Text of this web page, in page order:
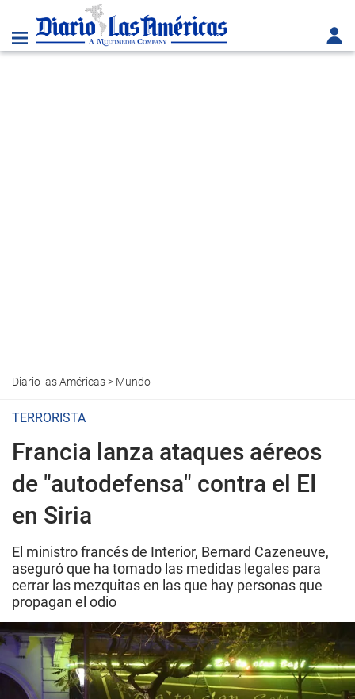
Diario las Américas> Mundo
TERRORISTA
Francia lanza ataques aéreos
de "autodefensa" contra el EI
en Siria
El ministro francés de Interior, Bernard Cazeneuve,
aseguró que ha tomado las medidas legales para
cerrar las mezquitas en las que hay personas que
propagan el odio